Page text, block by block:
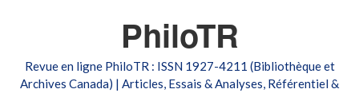
PhiloTR
Revue en ligne PhiloTR : ISSN 1927-4211 (Bibliothèque et
Archives Canada) | Articles, Essais & Analyses, Référentiel &